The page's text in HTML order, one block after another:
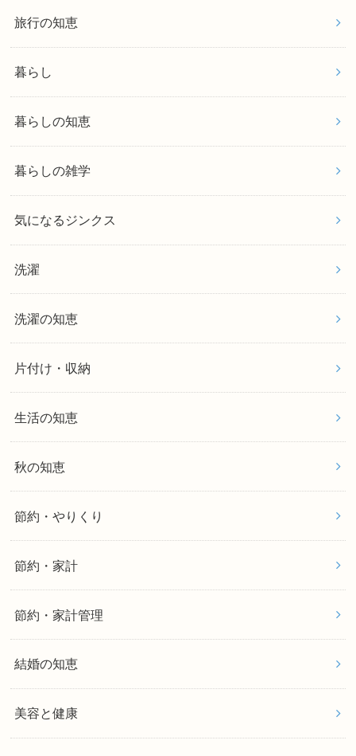
旅行の知恵
暮らし
暮らしの知恵
暮らしの雑学
気になるジンクス
洗濯
洗濯の知恵
片付け・収納
生活の知恵
秋の知恵
節約・やりくり
節約・家計
節約・家計管理
結婚の知恵
美容と健康